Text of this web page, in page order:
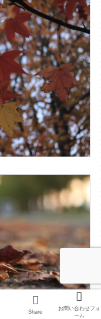
Share
お問い合わせフォ
ーム